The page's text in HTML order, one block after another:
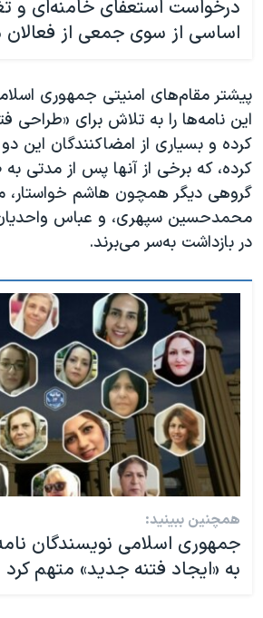
درخواست استعفای خامنه‌ای و
اساسی از سوی جمعی از فعالان
پیشتر مقام‌های امنیتی جمهوری
این نامه‌ها را به تلاش برای «طراحی
کرده و بسیاری از امضاکنندگان این دو
کرده، که برخی از آنها پس از مدتی
گروهی دیگر همچون هاشم خواستار،‌
محمدحسین سپهری، و عباس
در بازداشت به‌سر می‌برند.
همچنین ببینید:
جمهوری اسلامی نویسندگان
به «ایجاد فتنه جدید» متهم کرد